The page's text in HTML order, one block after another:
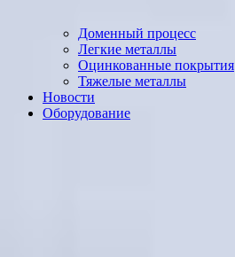
Доменный процесс
Легкие металлы
Оцинкованные покрытия
Тяжелые металлы
Новости
Оборудование